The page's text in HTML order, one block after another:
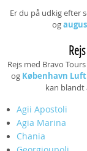
Er du på udkig efter
og
Rejs med Bravo
og København
kan
Agii Apostoli
Agia Marina
Chania